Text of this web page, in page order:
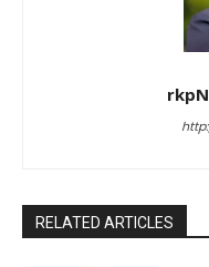
RELATED ARTICLES